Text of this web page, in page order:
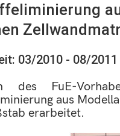
03/2010 - 08/2011
des FuE-
aus
erarbeitet.